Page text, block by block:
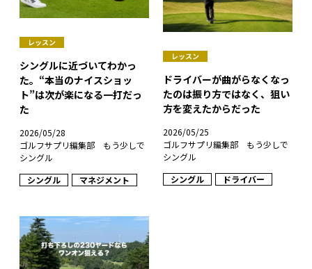
レッスン
シングルに近づいてわかっ
た。“本当のナイスショッ
ト”は次が楽になる一打だっ
た
2026/05/28
ゴルフサプリ編集部 もう少しで
シングル
シングル
マネジメント
レッスン
ドライバーが曲がらなくなっ
たのは振り方ではなく、狙い
方を変えたからだった
2026/05/25
ゴルフサプリ編集部 もう少しで
シングル
シングル
ドライバー